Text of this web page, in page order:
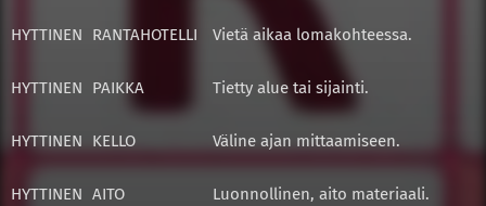
HYTTINEN RANTAHOTELLI Vietä aikaa lomakohteessa.
HYTTINEN PAIKKA Tietty alue tai sijainti.
HYTTINEN KELLO Väline ajan mittaamiseen.
HYTTINEN AITO Luonnollinen, aito materiaali.